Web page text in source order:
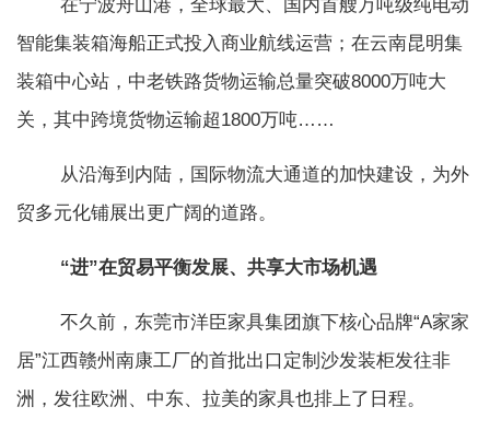
在宁波舟山港，全球最大、国内首艘万吨级纯电动
智能集装箱海船正式投入商业航线运营；在云南昆明集
装箱中心站，中老铁路货物运输总量突破8000万吨大
关，其中跨境货物运输超1800万吨……
从沿海到内陆，国际物流大通道的加快建设，为外
贸多元化铺展出更广阔的道路。
“进”在贸易平衡发展、共享大市场机遇
不久前，东莞市洋臣家具集团旗下核心品牌“A家家
居”江西赣州南康工厂的首批出口定制沙发装柜发往非
洲，发往欧洲、中东、拉美的家具也排上了日程。